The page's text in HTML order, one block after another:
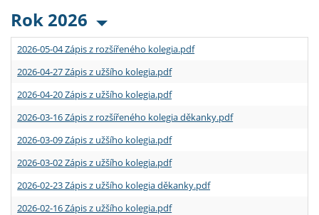
Rok 2026
2026-05-04 Zápis z rozšířeného kolegia.pdf
2026-04-27 Zápis z užšího kolegia.pdf
2026-04-20 Zápis z užšího kolegia.pdf
2026-03-16 Zápis z rozšířeného kolegia děkanky.pdf
2026-03-09 Zápis z užšího kolegia.pdf
2026-03-02 Zápis z užšího kolegia.pdf
2026-02-23 Zápis z užšího kolegia děkanky.pdf
2026-02-16 Zápis z užšího kolegia.pdf